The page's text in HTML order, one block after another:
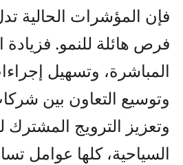
فإن المؤشرات الحالية
فرص هائلة للنمو. فزيادة
المباشرة، وتسهيل
وتوسيع التعاون بين
وتعزيز الترويج المشترك
السياحية، كلها عوامل